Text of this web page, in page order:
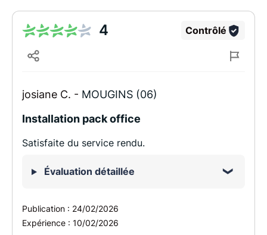
4 Contrôlé
josiane C. - MOUGINS (06)
Installation pack office
Satisfaite du service rendu.
Évaluation détaillée
Publication : 24/02/2026
Expérience : 10/02/2026